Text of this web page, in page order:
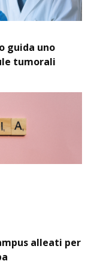
guida uno
tumorali
alleati per